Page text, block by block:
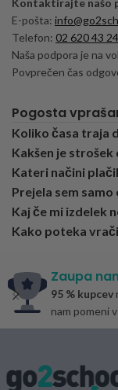
Kontaktirajte našo
E-pošta:
Telefon: 02 620 43 24
Naša podpora je na
Povprečen čas
Pogosta
Koliko časa traja
Kakšen je strošek
Kateri načini
Prejela sem
Kaj če mi izdelek
Kako poteka
Zaupa
95 % kupcev
nam pomeni